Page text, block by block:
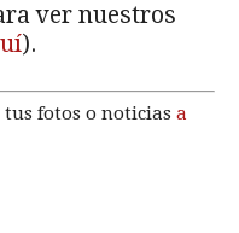
ver nuestros
).
fotos o noticias a